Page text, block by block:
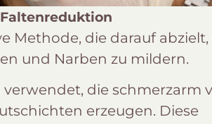
Methode, die darauf abzielt,
und Narben zu mildern.
die schmerzarm
erzeugen. Diese